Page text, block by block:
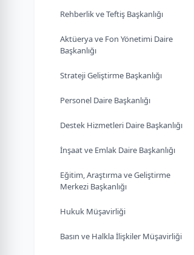
Rehberlik ve Teftiş Başkanlığı
Aktüerya ve Fon Yönetimi Daire
Başkanlığı
Strateji Geliştirme Başkanlığı
Personel Daire Başkanlığı
Destek Hizmetleri Daire Başkanlığı
İnşaat ve Emlak Daire Başkanlığı
Eğitim, Araştırma ve Geliştirme
Merkezi Başkanlığı
Hukuk Müşavirliği
Basın ve Halkla İlişkiler Müşavirliği